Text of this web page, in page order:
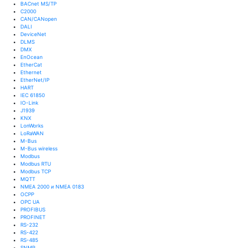
BACnet MS/TP
C2000
CAN/CANopen
DALI
DeviceNet
DLMS
DMX
EnOcean
EtherCat
Ethernet
EtherNet/IP
HART
IEC 61850
IO-Link
J1939
KNX
LonWorks
LoRaWAN
M-Bus
M-Bus wireless
Modbus
Modbus RTU
Modbus TCP
MQTT
NMEA 2000 и NMEA 0183
OCPP
OPC UA
PROFIBUS
PROFINET
RS-232
RS-422
RS-485